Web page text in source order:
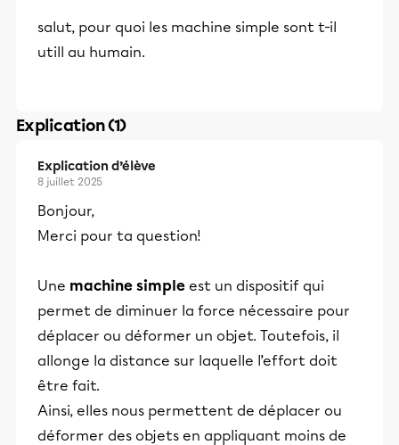
salut, pour quoi les machine simple sont t-il
utill au humain.
Explication (1)
Explication d’élève
8 juillet 2025
Bonjour,
Merci pour ta question!
Une machine simple est un dispositif qui
permet de diminuer la force nécessaire pour
déplacer ou déformer un objet. Toutefois, il
allonge la distance sur laquelle l’effort doit
être fait.
Ainsi, elles nous permettent de déplacer ou
déformer des objets en appliquant moins de